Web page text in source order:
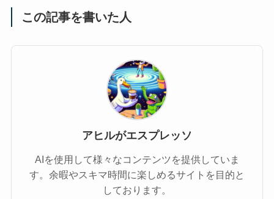
この記事を書いた人
アヒルがエスプレッソ
AIを使用して様々なコンテンツを提供していま
す。余暇やスキマ時間に楽しめるサイトを目的と
しております。